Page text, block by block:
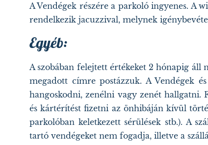
A Vendégek részére a parkoló ingyenes. A
rendelkezik jacuzzival, melynek
Egyéb:
A szobában felejtett értékeket 2 hónapig
megadott címre postázzuk. A Vendégek
hangoskodni, zenélni vagy zenét hallgatni.
és kártérítést fizetni az önhibáján kívül
parkolóban keletkezett sérülések stb.). A
tartó vendégeket nem fogadja, illetve a